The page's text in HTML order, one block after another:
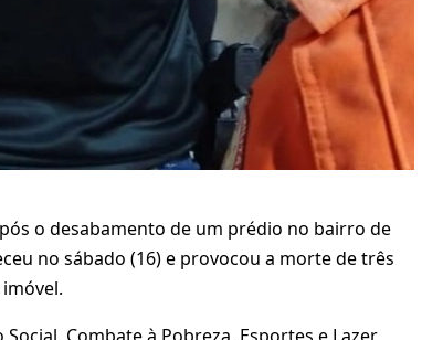
o desabamento de um prédio no bairro de
no sábado (16) e provocou a morte de três